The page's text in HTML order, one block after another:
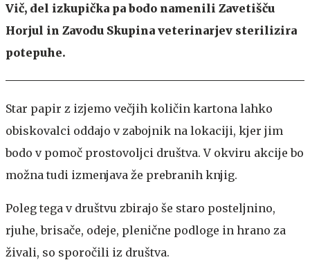
Vič, del izkupička pa bodo namenili Zavetišču
Horjul in Zavodu Skupina veterinarjev sterilizira
potepuhe.
Star papir z izjemo večjih količin kartona lahko
obiskovalci oddajo v zabojnik na lokaciji, kjer jim
bodo v pomoč prostovoljci društva. V okviru akcije bo
možna tudi izmenjava že prebranih knjig.
Poleg tega v društvu zbirajo še staro posteljnino,
rjuhe, brisače, odeje, plenične podloge in hrano za
živali, so sporočili iz društva.